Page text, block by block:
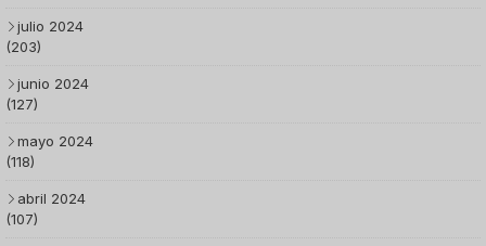
julio 2024
(203)
junio 2024
(127)
mayo 2024
(118)
abril 2024
(107)